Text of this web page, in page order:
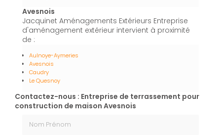
Avesnois
Jacquinet Aménagements Extérieurs Entreprise
d'aménagement extérieur intervient à proximité
de :
Aulnoye-Aymeries
Avesnois
Caudry
Le Quesnoy
Contactez-nous : Entreprise de terrassement pour
construction de maison Avesnois